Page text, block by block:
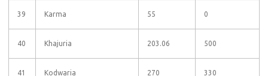
39 Karma 55 0
40 Khajuria 203.06 500
41 Kodwaria 270 330